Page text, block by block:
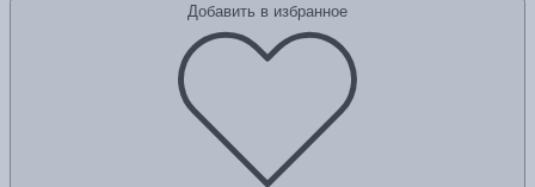
Добавить в избранное